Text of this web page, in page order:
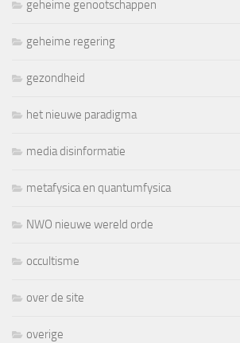
geheime genootschappen
geheime regering
gezondheid
het nieuwe paradigma
media disinformatie
metafysica en quantumfysica
NWO nieuwe wereld orde
occultisme
over de site
overige